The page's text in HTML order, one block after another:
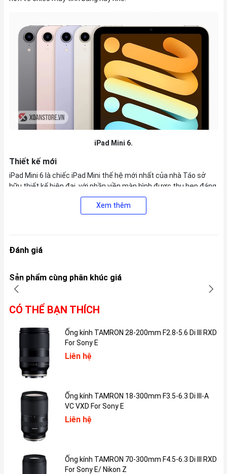
iPad Mini 6.
Thiết kế mới
iPad Mini 6 là chiếc iPad Mini thế hệ mới nhất của nhà Táo sở
hữu thiết kế hiện đại, với phần viền màn hình được thu hẹp đáng
kể so với các thế hệ trước đây. Kích thước của iPad Mini 6 vào
khoảng 20,6 x 13,8 x 0.61 cm, trọng lượng 293g cực kỳ nhỏ gọn
đặc biệt là phần bo góc vô cùng mượt mà. Đặc biệt, ở mẫu iPad
Rose Gold, Green và Sky Blue. Do máy được thiết kế phần viền
màn hình thu hẹp nên nút Home cổ điển đã được loại bỏ mà thay
Màn hình Retina 8.3 inch
Xem thêm
Đánh giá
Sản phẩm cùng phân khúc giá
CÓ THỂ BẠN THÍCH
Ống kính TAMRON 28-200mm F2.8-5.6 Di III RXD
For Sony E
Liên hệ
Ống kính TAMRON 18-300mm F3.5-6.3 Di III-A
VC VXD For Sony E
Liên hệ
Ống kính TAMRON 70-300mm F4.5-6.3 Di III RXD
For Sony E/ Nikon Z